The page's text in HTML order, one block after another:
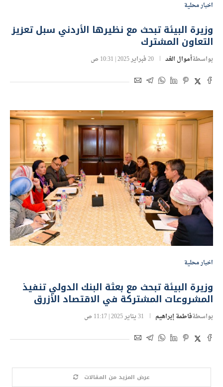
اخبار محلية
وزيرة البيئة تبحث مع نظيرها الأردني سبل تعزيز
التعاون المشترك
بواسطةأموال الغد 20 فبراير 2025 | 10:31 ص
اخبار محلية
وزيرة البيئة تبحث مع بعثة البنك الدولي تنفيذ
المشروعات المشتركة في الاقتصاد الأزرق
بواسطةفاطمة إبراهيم 31 يناير 2025 | 11:17 ص
عرض المزيد من المقالات